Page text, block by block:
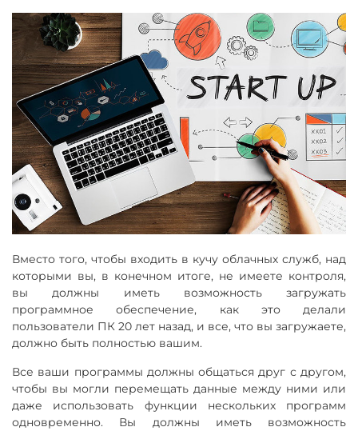
Вместо того, чтобы входить в кучу облачных служб, над
которыми вы, в конечном итоге, не имеете контроля,
вы должны иметь возможность загружать
программное обеспечение, как это делали
пользователи ПК 20 лет назад, и все, что вы загружаете,
должно быть полностью вашим.
Все ваши программы должны общаться друг с другом,
чтобы вы могли перемещать данные между ними или
даже использовать функции нескольких программ
одновременно. Вы должны иметь возможность